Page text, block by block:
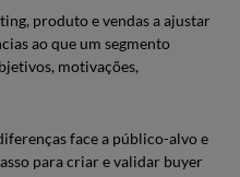
produto e vendas a ajustar
ao que um segmento
motivações,
face a público-alvo e
para criar e validar buyer